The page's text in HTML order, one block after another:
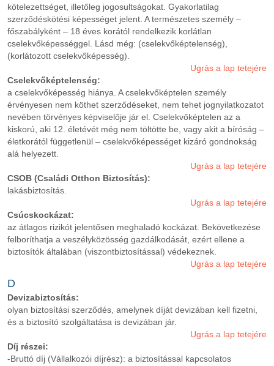
kötelezettséget, illetőleg jogosultságokat. Gyakorlatilag
szerződéskötési képességet jelent. A természetes személy –
főszabályként – 18 éves korától rendelkezik korlátlan
cselekvőképességgel. Lásd még: (cselekvőképtelenség),
(korlátozott cselekvőképesség).
Ugrás a lap tetejére
Cselekvőképtelenség:
a cselekvőképesség hiánya. A cselekvőképtelen személy
érvényesen nem köthet szerződéseket, nem tehet jognyilatkozatot
nevében törvényes képviselője jár el. Cselekvőképtelen az a
kiskorú, aki 12. életévét még nem töltötte be, vagy akit a bíróság –
életkorától függetlenül – cselekvőképességet kizáró gondnokság
alá helyezett.
Ugrás a lap tetejére
CSOB (Családi Otthon Biztosítás):
lakásbiztosítás.
Ugrás a lap tetejére
Csúcskockázat:
az átlagos rizikót jelentősen meghaladó kockázat. Bekövetkezése
felboríthatja a veszélyközösség gazdálkodását, ezért ellene a
biztosítók általában (viszontbiztosítással) védekeznek.
Ugrás a lap tetejére
D
Devizabiztosítás:
olyan biztosítási szerződés, amelynek díját devizában kell fizetni,
és a biztosító szolgáltatása is devizában jár.
Ugrás a lap tetejére
Díj részei:
-Bruttó díj (Vállalkozói díjrész): a biztosítással kapcsolatos